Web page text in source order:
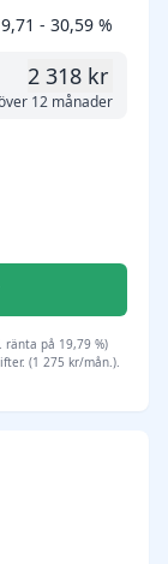
9,71 - 30,59 %
2 318 kr
12 månader
på 19,79 %)
(1 275 kr/mån.).